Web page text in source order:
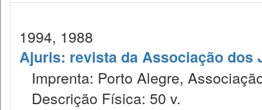
1994, 1988
Ajuris: revista da Associação dos
Imprenta: Porto Alegre,
Descrição Física: 50 v.